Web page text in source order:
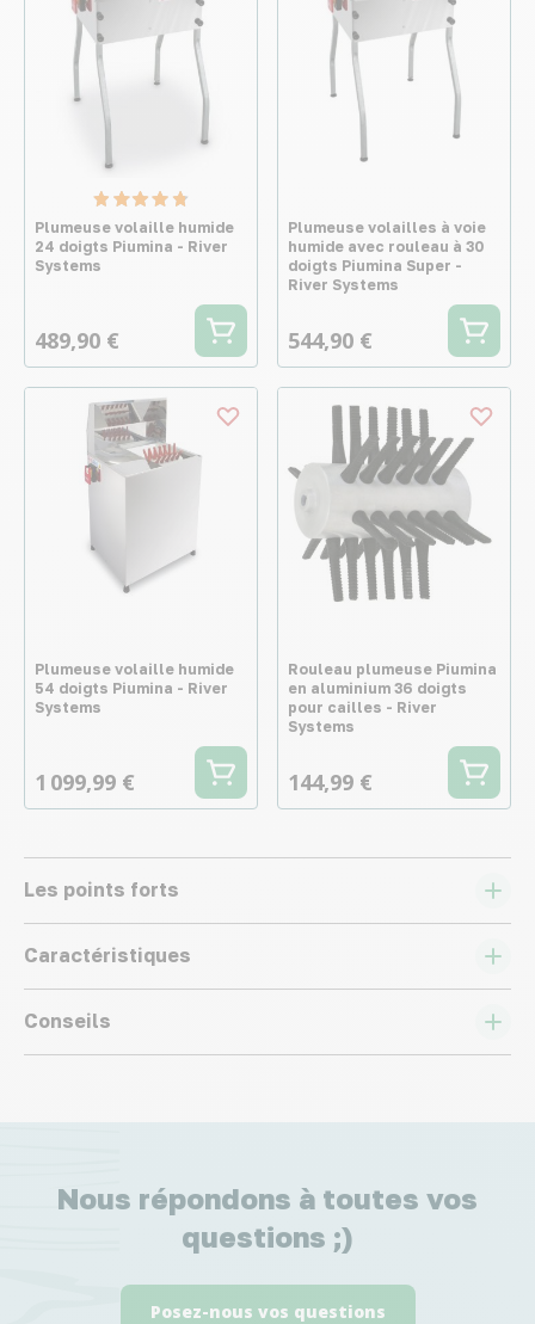
Plumeuse volaille humide
24 doigts Piumina - River
Systems
489,90 €
Plumeuse volailles à voie
humide avec rouleau à 30
doigts Piumina Super -
River Systems
544,90 €
Plumeuse volaille humide
54 doigts Piumina - River
Systems
1 099,99 €
Rouleau plumeuse Piumina
en aluminium 36 doigts
pour cailles - River
Systems
144,99 €
Les points forts
Caractéristiques
Conseils
Nous répondons à toutes vos
questions ;)
Posez-nous vos questions